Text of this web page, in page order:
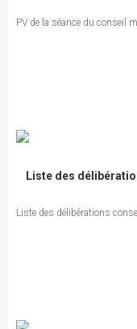
PV de la séance du conseil
Liste des
Liste des délibérations